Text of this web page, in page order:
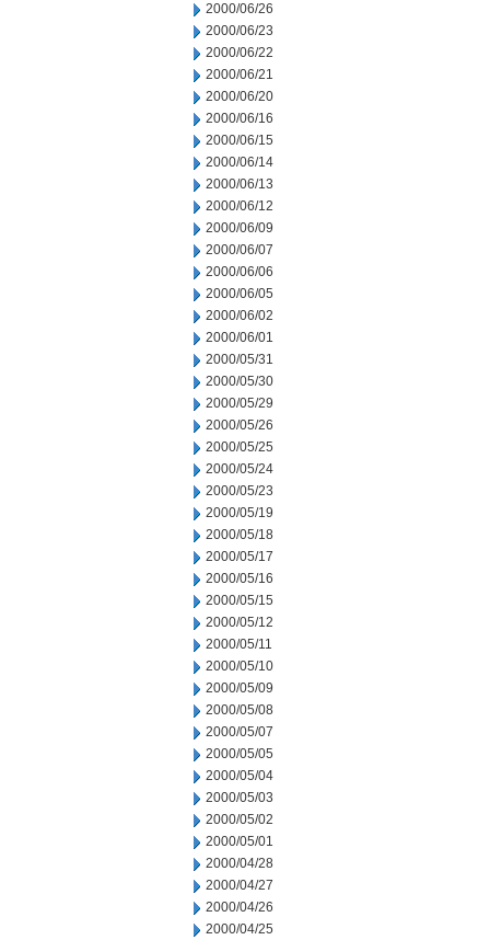
2000/06/26
2000/06/23
2000/06/22
2000/06/21
2000/06/20
2000/06/16
2000/06/15
2000/06/14
2000/06/13
2000/06/12
2000/06/09
2000/06/07
2000/06/06
2000/06/05
2000/06/02
2000/06/01
2000/05/31
2000/05/30
2000/05/29
2000/05/26
2000/05/25
2000/05/24
2000/05/23
2000/05/19
2000/05/18
2000/05/17
2000/05/16
2000/05/15
2000/05/12
2000/05/11
2000/05/10
2000/05/09
2000/05/08
2000/05/07
2000/05/05
2000/05/04
2000/05/03
2000/05/02
2000/05/01
2000/04/28
2000/04/27
2000/04/26
2000/04/25